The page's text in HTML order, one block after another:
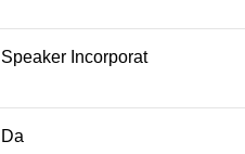
Speaker Incorporat
Da